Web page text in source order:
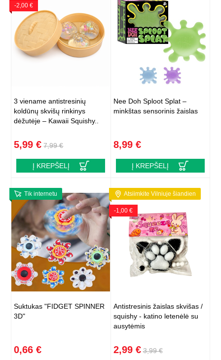
-2,00 €
3 viename antistresinių
koldūnų skvišų rinkinys
dėžutėje – Kawaii Squishy..
5,99 € 7,99 €
Į KREPŠELĮ
Nee Doh Sploot Splat –
minkštas sensorinis žaislas
8,99 €
Į KREPŠELĮ
Tik internetu
Suktukas "FIDGET SPINNER
3D"
0,66 €
Atsiimkite Vilniuje šiandien
-1,00 €
Antistresinis žaislas skvišas /
squishy - katino letenėlė su
ausytėmis
2,99 € 3,99 €